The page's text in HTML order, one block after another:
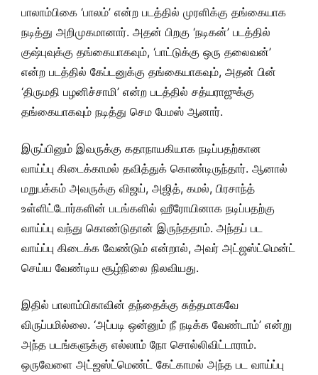
பாலாம்பிகை ‘பாலம்’ என்ற படத்தில் முரளிக்கு தங்கையாக
நடித்து அறிமுகமானார். அதன் பிறகு ‘நடிகன்’ படத்தில்
குஷ்புவுக்கு தங்கையாகவும், ‘பாட்டுக்கு ஒரு தலைவன்’
என்ற படத்தில் கேப்டனுக்கு தங்கையாகவும், அதன் பின்
‘திருமதி பழனிச்சாமி’ என்ற படத்தில் சத்யராஜுக்கு
தங்கையாகவும் நடித்து செம பேமஸ் ஆனார்.
இருப்பினும் இவருக்கு கதாநாயகியாக நடிப்பதற்கான
வாய்ப்பு கிடைக்காமல் தவித்துக் கொண்டிருந்தார். ஆனால்
மறுபக்கம் அவருக்கு விஜய், அஜித், கமல், பிரசாந்த்
உள்ளிட்டோர்களின் படங்களில் ஹீரோயினாக நடிப்பதற்கு
வாய்ப்பு வந்து கொண்டுதான் இருந்ததாம். அந்தப் பட
வாய்ப்பு கிடைக்க வேண்டும் என்றால், அவர் அட்ஜஸ்ட்மென்ட்
செய்ய வேண்டிய சூழ்நிலை நிலவியது.
இதில் பாலாம்பிகாவின் தந்தைக்கு சுத்தமாகவே
விருப்பமில்லை. ‘அப்படி ஒன்னும் நீ நடிக்க வேண்டாம்’ என்று
அந்த படங்களுக்கு எல்லாம் நோ சொல்லிவிட்டாராம்.
ஒருவேளை அட்ஜஸ்ட்மெண்ட் கேட்காமல் அந்த பட வாய்ப்பு